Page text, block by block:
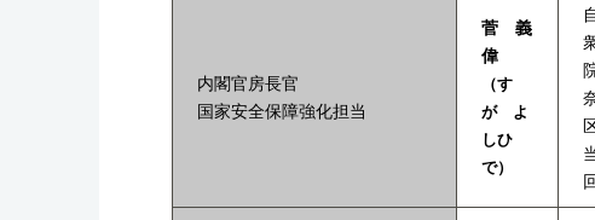
内閣官房長官
国家安全保障強化担当
菅 義
偉
（す
が よ
しひ
で）